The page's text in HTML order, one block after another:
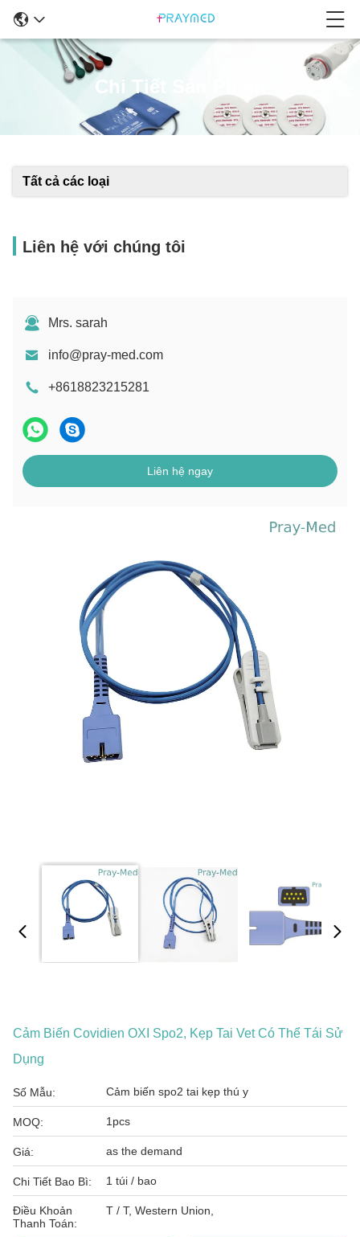
Chi Tiết Sản Phẩm
Tất cả các loại
Liên hệ với chúng tôi
Mrs. sarah
info@pray-med.com
+8618823215281
Liên hệ ngay
Cảm Biến Covidien OXI Spo2, Kẹp Tai Vet Có Thể Tái Sử
Dụng
Số Mẫu: Cảm biến spo2 tai kẹp thú y
MOQ: 1pcs
Giá: as the demand
Chi Tiết Bao Bì: 1 túi / bao
Điều Khoản
Thanh Toán:
T / T, Western Union,